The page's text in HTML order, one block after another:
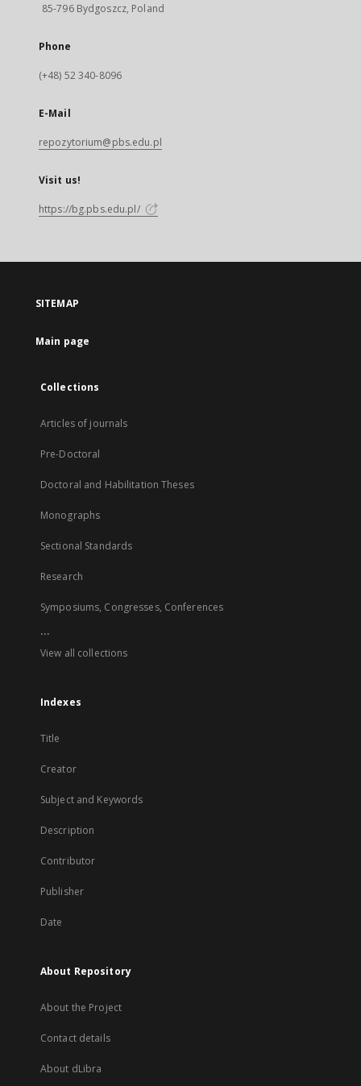
85-796 Bydgoszcz, Poland
Phone
(+48) 52 340-8096
E-Mail
repozytorium@pbs.edu.pl
Visit us!
https://bg.pbs.edu.pl/
SITEMAP
Main page
Collections
Articles of journals
Pre-Doctoral
Doctoral and Habilitation Theses
Monographs
Sectional Standards
Research
Symposiums, Congresses, Conferences
...
View all collections
Indexes
Title
Creator
Subject and Keywords
Description
Contributor
Publisher
Date
About Repository
About the Project
Contact details
About dLibra